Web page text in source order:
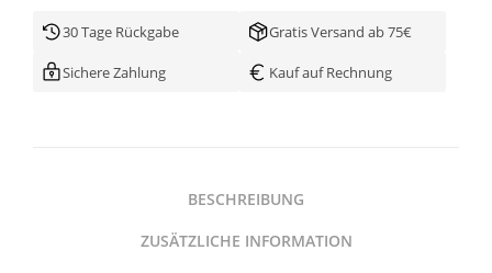
30 Tage Rückgabe Gratis Versand ab 75€
Sichere Zahlung Kauf auf Rechnung
BESCHREIBUNG
ZUSÄTZLICHE INFORMATION